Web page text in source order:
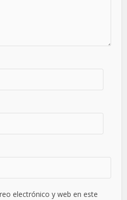
electrónico y web en este